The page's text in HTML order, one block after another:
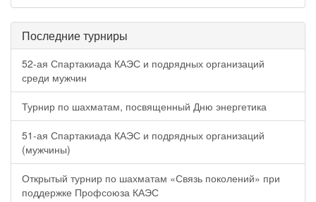
Последние турниры
52-ая Спартакиада КАЭС и подрядных организаций
среди мужчин
Турнир по шахматам, посвященный Дню энергетика
51-ая Спартакиада КАЭС и подрядных организаций
(мужчины)
Открытый турнир по шахматам «Связь поколений» при
поддержке Профсоюза КАЭС